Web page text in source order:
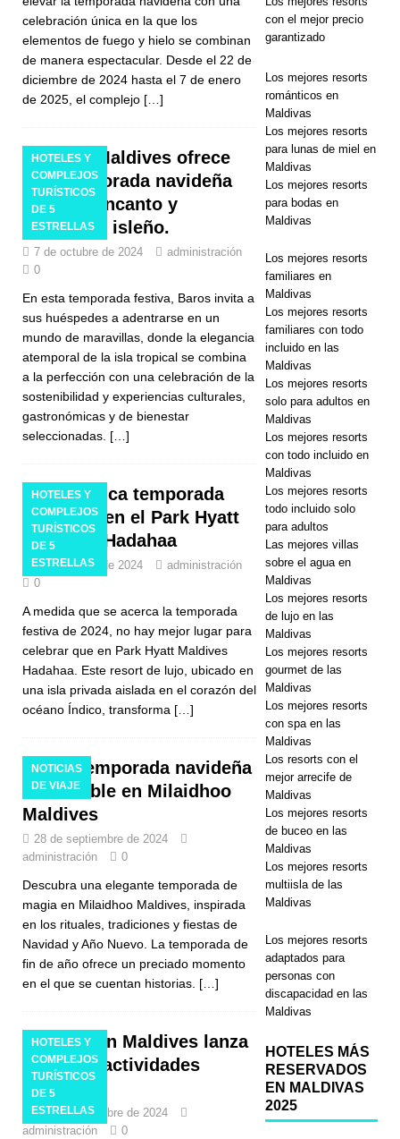
noviembre
de ensueño
en Nova
OFERTAS
ESPECIALE
S
celebración única en la que los
elementos de fuego y hielo se combinan
de manera espectacular. Desde el 22 de
diciembre de 2024 hasta el 7 de enero
de 2025, el complejo […]
HOTELES Y
COMPLEJOS
TURÍSTICOS
DE 5
ESTRELLAS
Baros Maldives ofrece
una temporada navideña
llena de encanto y
esplendor isleño.
7 de octubre de 2024
administración
0
En esta temporada festiva, Baros invita a
sus huéspedes a adentrarse en un
mundo de maravillas, donde la elegancia
atemporal de la isla tropical se combina
a la perfección con una celebración de la
sostenibilidad y experiencias culturales,
gastronómicas y de bienestar
seleccionadas. […]
HOTELES Y
COMPLEJOS
TURÍSTICOS
DE 5
ESTRELLAS
La mágica temporada
navideña en el Park Hyatt
Maldives Hadahaa
3 de octubre de 2024
administración
0
A medida que se acerca la temporada
festiva de 2024, no hay mejor lugar para
celebrar que en Park Hyatt Maldives
Hadahaa. Este resort de lujo, ubicado en
una isla privada aislada en el corazón del
océano Índico, transforma […]
NOTICIAS
DE VIAJE
Una temporada navideña
inolvidable en Milaidhoo
Maldives
28 de septiembre de 2024
administración
0
Descubra una elegante temporada de
magia en Milaidhoo Maldives, inspirada
en los rituales, tradiciones y fiestas de
Navidad y Año Nuevo. La temporada de
fin de año ofrece un preciado momento
en el que se cuentan historias. […]
HOTELES Y
COMPLEJOS
TURÍSTICOS
DE 5
ESTRELLAS
Sheraton Maldives lanza
ofertas y actividades
festivas
24 de septiembre de 2024
administración
0
con el mejor precio
garantizado
Los mejores resorts
románticos en
Maldivas
Los mejores resorts
para lunas de miel en
Maldivas
Los mejores resorts
para bodas en
Maldivas
Los mejores resorts
familiares en
Maldivas
Los mejores resorts
familiares con todo
incluido en las
Maldivas
Los mejores resorts
solo para adultos en
Maldivas
Los mejores resorts
con todo incluido en
Maldivas
Los mejores resorts
todo incluido solo
para adultos
Las mejores villas
sobre el agua en
Maldivas
Los mejores resorts
de lujo en las
Maldivas
Los mejores resorts
gourmet de las
Maldivas
Los mejores resorts
con spa en las
Maldivas
Los resorts con el
mejor arrecife de
Maldivas
Los mejores resorts
de buceo en las
Maldivas
Los mejores resorts
multiisla de las
Maldivas
Los mejores resorts
adaptados para
personas con
discapacidad en las
Maldivas
HOTELES MÁS
RESERVADOS
EN MALDIVAS
2025